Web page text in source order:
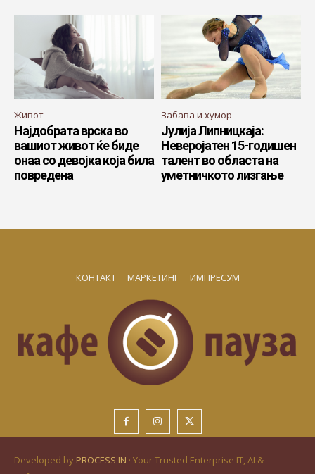
Живот
Најдобрата врска во
вашиот живот ќе биде
онаа со девојка која била
повредена
Забава и хумор
Јулија Липницкаја:
Неверојатен 15-годишен
талент во областа на
уметничкото лизгање
КОНТАКТ МАРКЕТИНГ ИМПРЕСУМ
Developed by PROCESS IN · Your Trusted Enterprise IT, AI &